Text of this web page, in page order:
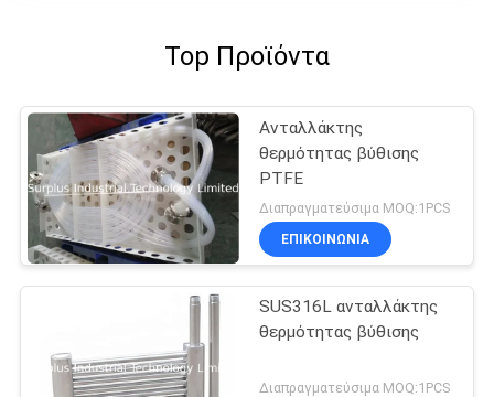
Top Προϊόντα
Ανταλλάκτης
θερμότητας βύθισης
PTFE
Διαπραγματεύσιμα MOQ:1PCS
ΕΠΙΚΟΙΝΩΝΙΑ
SUS316L ανταλλάκτης
θερμότητας βύθισης
Διαπραγματεύσιμα MOQ:1PCS